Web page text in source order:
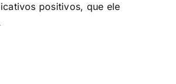
positivos, que ele